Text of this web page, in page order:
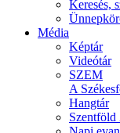
Keresés,
Média
Képtár
Videótár
SZEM
A
Hangtár
Szentföld